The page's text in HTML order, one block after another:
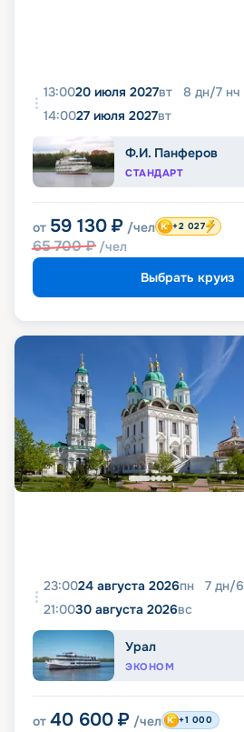
13:0020 июля 2027вт 8 дн/7 нч
14:0027 июля 2027вт
Ф.И. Панферов
СТАНДАРТ
от 59 130 ₽ /чел
65 700₽ /чел
+2 027
Выбрать круиз
23:0024 августа 2026пн 7 дн/6
21:0030 августа 2026вс
Урал
ЭКОНОМ
от 40 600 ₽ /чел +1 000